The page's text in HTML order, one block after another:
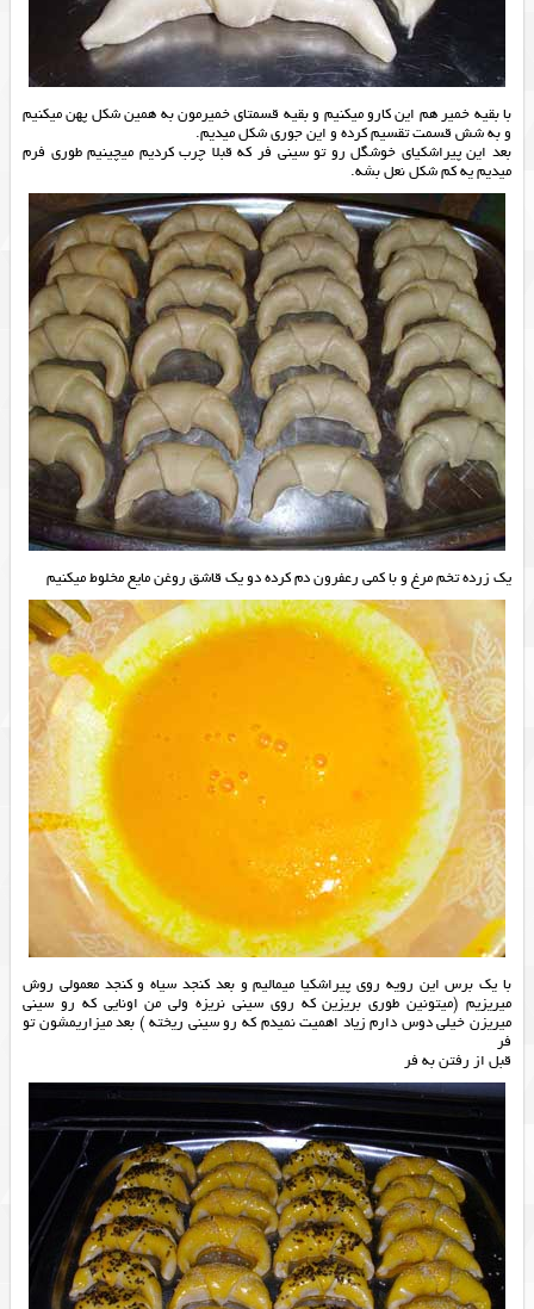
با بقیه خمیر هم این کارو میکنیم و بقیه قسمتای خمیرمون به همین شکل پهن میکنیم
و به شش قسمت تقسیم کرده و این جوری شکل میدیم.
بعد این پیراشکیای خوشگل رو تو سینی فر که قبلا چرب کردیم میچینیم طوری فرم
میدیم یه کم شکل نعل بشه.
یک زرده تخم مرغ و با کمی رعفرون دم کرده دو یک قاشق روغن مایع مخلوط میکنیم
با یک برس این رویه روی پیراشکیا میمالیم و بعد کنجد سیاه و کنجد معمولی روش
میریزیم (میتونین طوری بریزین که روی سینی نریزه ولی من اونایی که رو سینی
میریزن خیلی دوس دارم زیاد اهمیت نمیدم که رو سینی ریخته ) بعد میزاریمشون تو
فر
قبل از رفتن به فر